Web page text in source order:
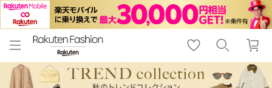
menu home
トップ
shopping_cart lock_outline
ログイン